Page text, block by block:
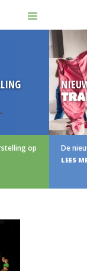
op
NIEUW
De
LEES